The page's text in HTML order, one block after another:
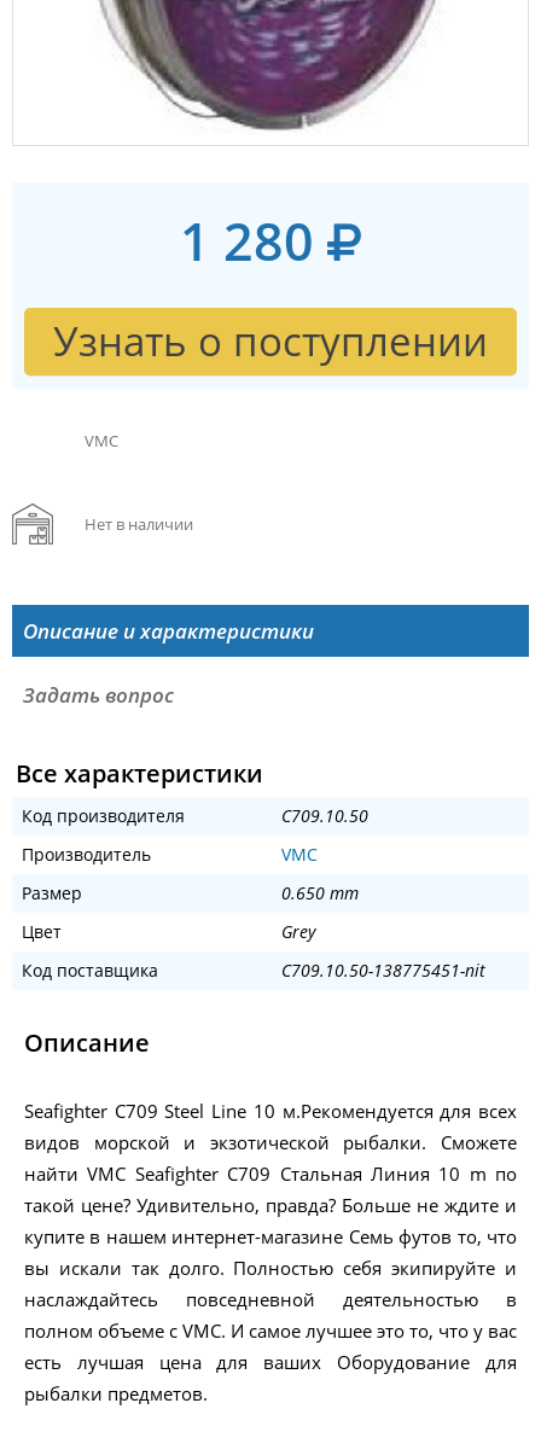
1 280
Узнать о поступлении
VMC
Нет в наличии
Описание и характеристики
Задать вопрос
Все характеристики
Код производителя
C709.10.50
Производитель
VMC
Размер
0.650 mm
Цвет
Grey
Код поставщика
C709.10.50-138775451-nit
Описание
Seafighter C709 Steel Line 10 м.Рекомендуется для всех
видов морской и экзотической рыбалки. Сможете
найти VMC Seafighter C709 Стальная Линия 10 m по
такой цене? Удивительно, правда? Больше не ждите и
купите в нашем интернет-магазине Семь футов то, что
вы искали так долго. Полностью себя экипируйте и
наслаждайтесь повседневной деятельностью в
полном объеме с VMC. И самое лучшее это то, что у вас
есть лучшая цена для ваших Оборудование для
рыбалки предметов.